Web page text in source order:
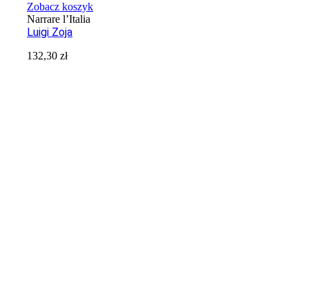
Zobacz koszyk
Narrare l’Italia
Luigi Zoja
132,30zł